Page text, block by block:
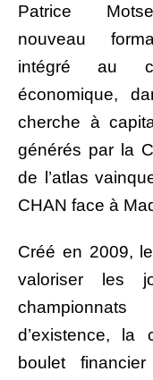
Patrice
nouveau
intégré au
économique,
cherche à
générés par la
de l’atlas
CHAN face à
Créé en 2009,
valoriser les
d’existence, la
boulet